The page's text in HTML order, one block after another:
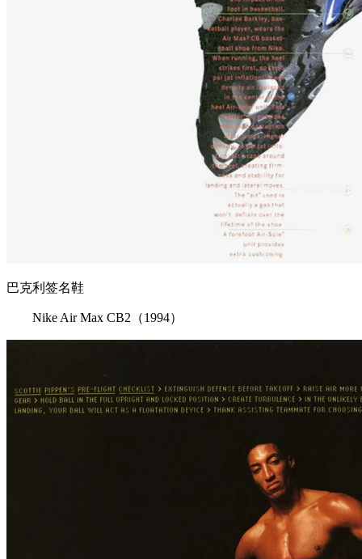
巴克利签名鞋
Nike Air Max CB2（1994）